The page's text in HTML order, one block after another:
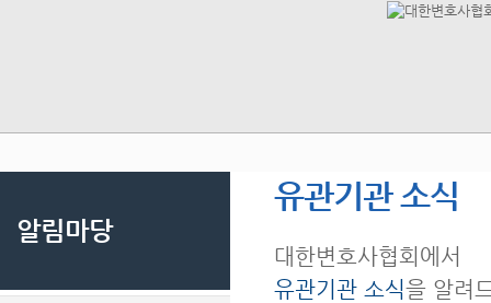
알림마당
유관기관 소식
대한변호사협회에서
유관기관 소식을 알려